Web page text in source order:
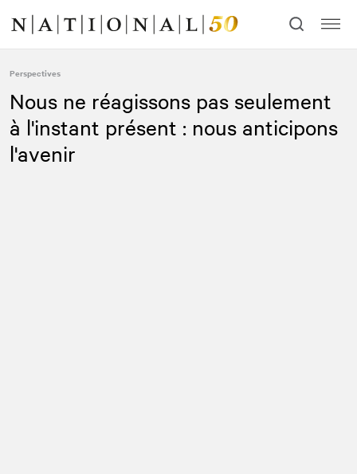
contenu
navigation
Perspectives
Nous ne réagissons pas seulement
à l'instant présent : nous anticipons
l'avenir